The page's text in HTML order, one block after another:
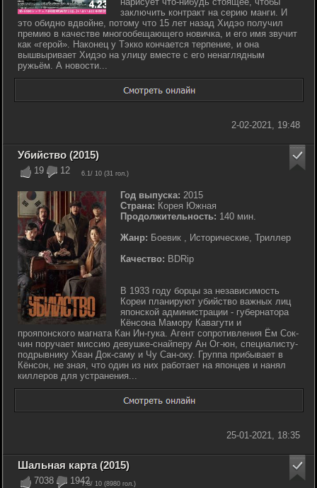
заключить контракт на серию манги. И
это обидно вдвойне, потому что 15 лет назад Хидэо получил
премию в качестве многообещающего новичка, и его имя звучит
как «герой». Наконец у Тэкко кончается терпение, и она
вышвыривает Хидэо на улицу вместе с его ненаглядным
ружьём. А новости...
2-02-2021, 19:48
19 12 6.1/ 10 (31 гол.)
Убийство (2015)
Год выпуска: 2015
Страна: Корея Южная
Продолжительность: 140 мин.
Жанр: Боевик , Исторические, Триллер
Качество: BDRip
В 1933 году борцы за независимость
Кореи планируют убийство важных лиц
японской администрации - губернатора
Кёнсона Мамору Кавагути и
прояпонского магната Кан Ин-гука. Агент сопротивления Ём Сок-
чин поручает миссию девушке-снайперу Ан Ог-юн, специалисту-
подрывнику Хван Док-саму и Чу Сан-оку. Группа прибывает в
Кёнсон, не зная, что один из них работает на японцев и нанял
киллеров для устранения...
25-01-2021, 18:35
7038 1942
7.8/ 10 (8980 гол.)
Шальная карта (2015)